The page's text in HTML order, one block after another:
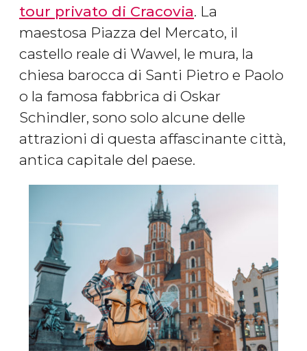
tour privato di Cracovia. La
maestosa Piazza del Mercato, il
castello reale di Wawel, le mura, la
chiesa barocca di Santi Pietro e Paolo
o la famosa fabbrica di Oskar
Schindler, sono solo alcune delle
attrazioni di questa affascinante città,
antica capitale del paese.